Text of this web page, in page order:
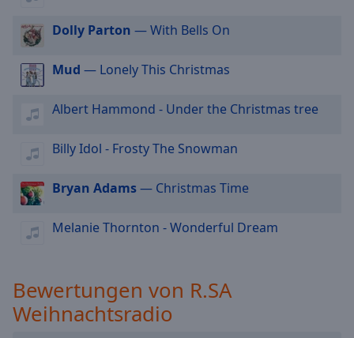
window.
Text
Opacity
Text
Background
Color
Caption
Dolly Parton — With Bells On
Mud — Lonely This Christmas
Albert Hammond - Under the Christmas tree
Billy Idol - Frosty The Snowman
Bryan Adams— Christmas Time
Melanie Thornton - Wonderful Dream
Bewertungen von R.SA
Weihnachtsradio